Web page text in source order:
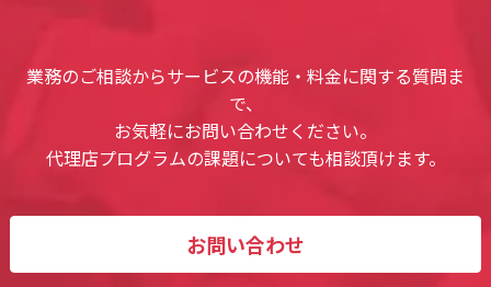
業務のご相談からサービスの機能・料金に関する質問ま
で、
お気軽にお問い合わせください。
代理店プログラムの課題についても相談頂けます。
お問い合わせ